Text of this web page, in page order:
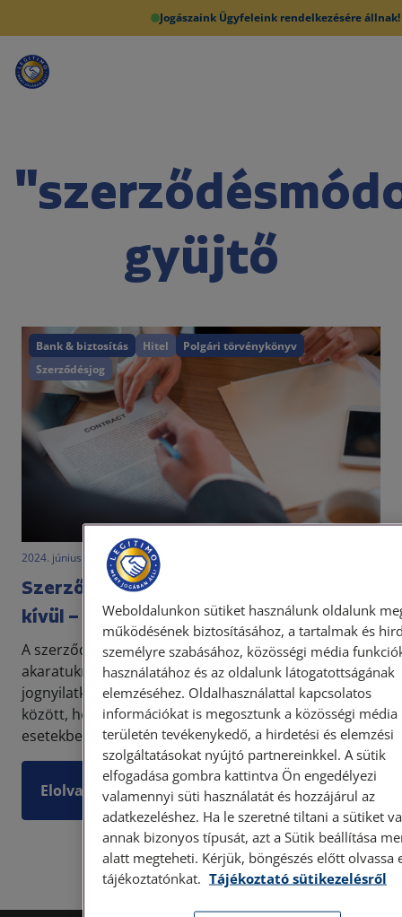
Jogászaink Ügyfeleink rendelkezésére állnak!
gyüjtő
Bank & biztosítás Hitel
Polgári törvénykönyv
Szerződésjog
2024. június 17. • LegitiMoadmin
Szerződésmódosítás a felek akaratán
kívül – valóban lehetséges?
A szerződés egy legalább két személy között, az
akaratuknak megfelelően létrejövő kölcsönös
jognyilatkozat. A felek szabadon kiköthetik maguk
között, hogy a szerződést ki és mikor, milyen
esetekben...
Elolvasom
Weboldalunkon sütiket használunk oldalunk
működésének biztosításához, a tartalmak és
személyre szabásához, közösségi média
használatához és az oldalunk látogatottságának
elemzéséhez. Oldalhasználattal kapcsolatos
információkat is megosztunk a közösségi média
területén tevékenykedő, a hirdetési és elemzési
szolgáltatásokat nyújtó partnereinkkel. A sütik
elfogadása gombra kattintva Ön engedélyezi
valamennyi süti használatát és hozzájárul az
adatkezeléshez. Ha le szeretné tiltani a sütiket
annak bizonyos típusát, azt a Sütik beállítása
alatt megteheti. Kérjük, böngészés előtt olvassa
tájékoztatónkat. Tájékoztató sütikezelésről